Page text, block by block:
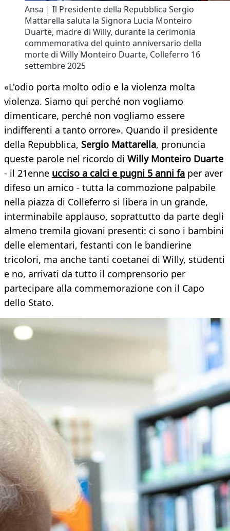
Ansa | Il Presidente della Repubblica Sergio
Mattarella saluta la Signora Lucia Monteiro
Duarte, madre di Willy, durante la cerimonia
commemorativa del quinto anniversario della
morte di Willy Monteiro Duarte, Colleferro 16
settembre 2025
«L'odio porta molto odio e la violenza molta
violenza. Siamo qui perché non vogliamo
dimenticare, perché non vogliamo essere
indifferenti a tanto orrore». Quando il presidente
della Repubblica, Sergio Mattarella, pronuncia
queste parole nel ricordo di Willy Monteiro Duarte
- il 21enne ucciso a calci e pugni 5 anni fa per aver
difeso un amico - tutta la commozione palpabile
nella piazza di Colleferro si libera in un grande,
interminabile applauso, soprattutto da parte degli
almeno tremila giovani presenti: ci sono i bambini
delle elementari, festanti con le bandierine
tricolori, ma anche tanti coetanei di Willy, studenti
e no, arrivati da tutto il comprensorio per
partecipare alla commemorazione con il Capo
dello Stato.